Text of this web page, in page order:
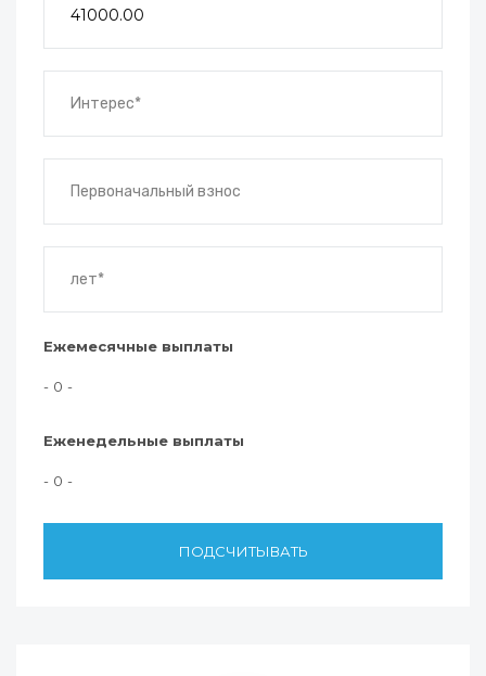
Ежемесячные выплаты
- 0 -
Еженедельные выплаты
- 0 -
ПОДСЧИТЫВАТЬ